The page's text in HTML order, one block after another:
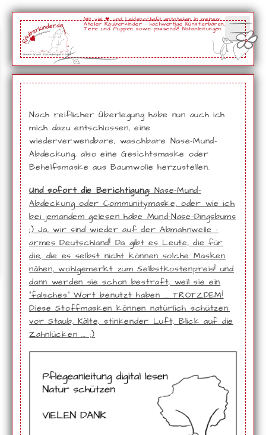
Mit viel ❤ und Leidenschaft entstehen in meinem
Atelier Räuberkinder - hochwertige Künstlerbären,
Tiere und Puppen sowie passende Nähanleitungen
Nach reiflicher Überlegung habe nun auch ich
mich dazu entschlossen, eine
wiederverwendbare, waschbare Nase-Mund-
Abdeckung, also eine Gesichtsmaske oder
Behelfsmaske aus Baumwolle herzustellen.
Und sofort die Berichtigung: Nase-Mund-
Abdeckung oder Communitymaske, oder wie ich
bei jemandem gelesen habe Mund-Nase-Dingsbums
;) Ja, wir sind wieder auf der Abmahnwelle -
armes Deutschland! Da gibt es Leute, die für
die, die es selbst nicht können solche Masken
nähen, wohlgemerkt zum Selbstkostenpreis! und
dann werden sie schon bestraft, weil sie ein
"falsches" Wort benutzt haben ... TROTZDEM!
Diese Stoffmasken können natürlich schützen:
vor Staub, Kälte, stinkender Luft, Blick auf die
Zahnlücken ... ;)